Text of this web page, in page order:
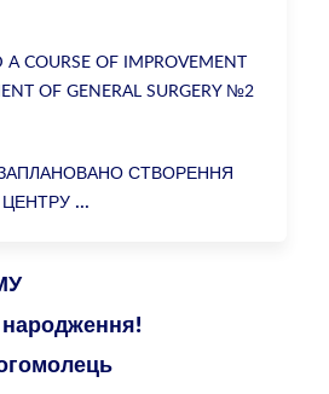
A COURSE OF IMPROVEMENT
OF GENERAL SURGERY №2
ЗАПЛАНОВАНО СТВОРЕННЯ
народження!